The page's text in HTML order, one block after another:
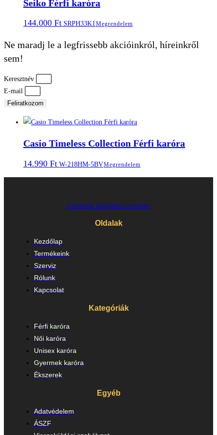
Seiko Férfi karóra
144.000 Ft SRPH33K1Megrendelem
Ne maradj le a legfrissebb akcióinkról, híreinkről
sem!
Keresztnév
E-mail
Feliratkozom
Casio Timeless Collection Férfi karóra
14.990 Ft W-218HM-5BVMegrendelem
Facebook Instagram Envelope
Oldalak
Kezdőlap
Termékeink
Szerviz
Rólunk
Kapcsolat
Kategóriák
Férfi karóra
Női karóra
Unisex karóra
Gyermek karóra
Ékszerek
Egyéb
Adatvédelem
ÁSZF